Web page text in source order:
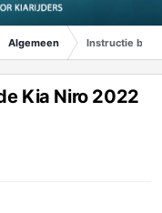
Algemeen Instructie
Kia Niro 2022